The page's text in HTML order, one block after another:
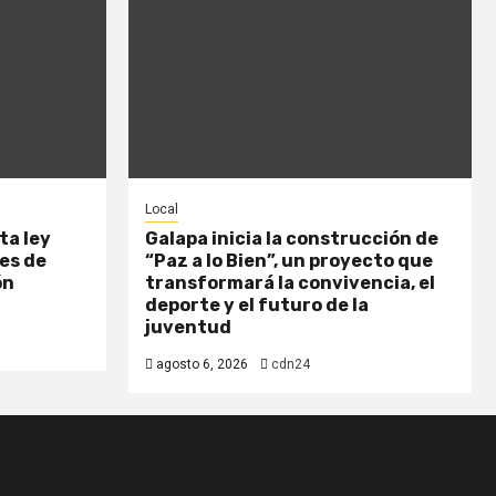
ley
de
Local
Galapa inicia la construcción de
“Paz a lo Bien”, un proyecto que
transformará la convivencia, el
deporte y el futuro de la
juventud
agosto 6, 2026 cdn24